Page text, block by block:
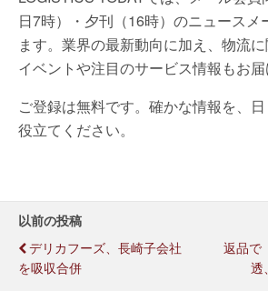
日7時）・夕刊（16時）のニュースメ
ます。業界の最新動向に加え、物流
イベントや注目のサービス情報もお届
ご登録は無料です。確かな情報を、
役立てください。
以前の投稿
デリカフーズ、長崎子会社
を吸収合併
返品で
透